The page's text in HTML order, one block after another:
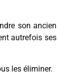
son ancien
autrefois ses
les éliminer.